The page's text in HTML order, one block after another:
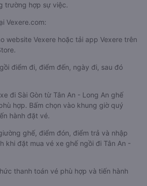
trường hợp sự việc.
Vexere.com:
website Vexere hoặc tải app Vexere trên
điểm đi, điểm đến, ngày đi, sau đó
đi Sài Gòn từ Tân An - Long An ghế
hợp. Bấm chọn vào khung giờ quý
hành đặt vé.
ghế, điểm đón, điểm trả và nhập
khi đặt mua vé xe ghế ngồi đi Tân An -
thanh toán vé phù hợp và tiến hành